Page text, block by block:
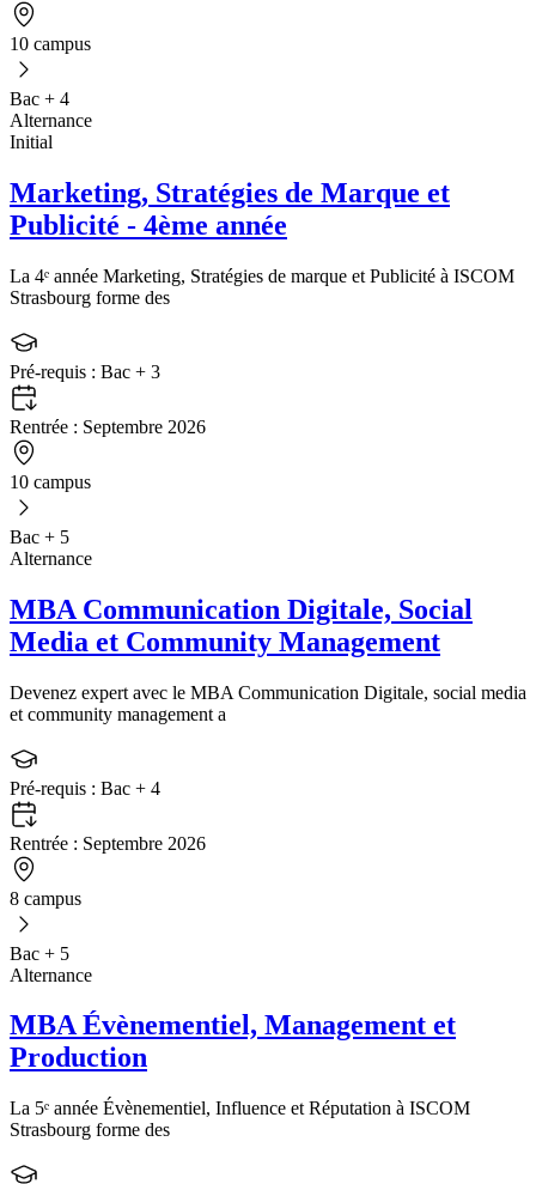
10 campus
Bac + 4
Alternance
Initial
Marketing, Stratégies de Marque et
Publicité - 4ème année
La 4ᵉ année Marketing, Stratégies de marque et Publicité à ISCOM
Strasbourg forme des
Pré-requis : Bac + 3
Rentrée : Septembre 2026
10 campus
Bac + 5
Alternance
MBA Communication Digitale, Social
Media et Community Management
Devenez expert avec le MBA Communication Digitale, social media
et community management a
Pré-requis : Bac + 4
Rentrée : Septembre 2026
8 campus
Bac + 5
Alternance
MBA Évènementiel, Management et
Production
La 5ᵉ année Évènementiel, Influence et Réputation à ISCOM
Strasbourg forme des